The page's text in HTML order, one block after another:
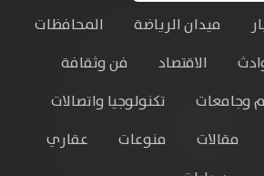
ميدان الرياضة
المحافظات
الاقتصاد
فن وثقافة
وجامعات
تكنولوجيا واتصالات
مقالات منوعات
عقاري